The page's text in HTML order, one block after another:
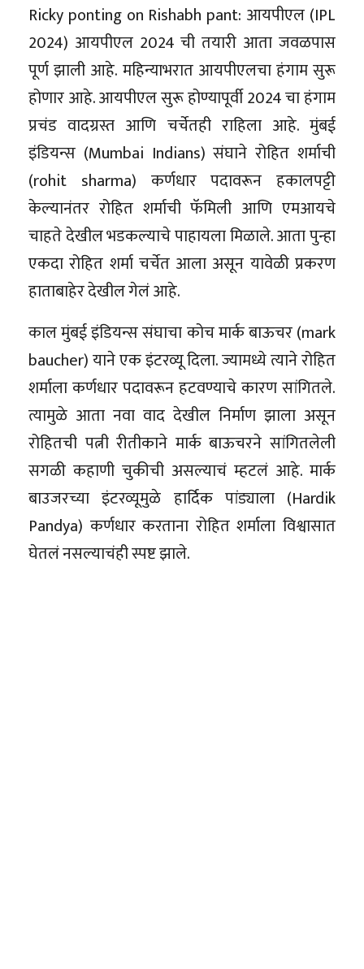
Ricky ponting on Rishabh pant: आयपीएल (IPL
2024) आयपीएल 2024 ची तयारी आता जवळपास
पूर्ण झाली आहे. महिन्याभरात आयपीएलचा हंगाम सुरू
होणार आहे. आयपीएल सुरू होण्यापूर्वी 2024 चा हंगाम
प्रचंड वादग्रस्त आणि चर्चेतही राहिला आहे. मुंबई
इंडियन्स (Mumbai Indians) संघाने रोहित शर्माची
(rohit sharma) कर्णधार पदावरून हकालपट्टी
केल्यानंतर रोहित शर्माची फॅमिली आणि एमआयचे
चाहते देखील भडकल्याचे पाहायला मिळाले. आता पुन्हा
एकदा रोहित शर्मा चर्चेत आला असून यावेळी प्रकरण
हाताबाहेर देखील गेलं आहे.
काल मुंबई इंडियन्स संघाचा कोच मार्क बाऊचर (mark
baucher) याने एक इंटरव्यू दिला. ज्यामध्ये त्याने रोहित
शर्माला कर्णधार पदावरून हटवण्याचे कारण सांगितले.
त्यामुळे आता नवा वाद देखील निर्माण झाला असून
रोहितची पत्नी रीतीकाने मार्क बाऊचरने सांगितलेली
सगळी कहाणी चुकीची असल्याचं म्हटलं आहे. मार्क
बाउजरच्या इंटरव्यूमुळे हार्दिक पांड्याला (Hardik
Pandya) कर्णधार करताना रोहित शर्माला विश्वासात
घेतलं नसल्याचंही स्पष्ट झाले.